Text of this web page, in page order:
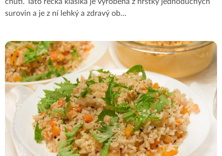
surovin a je z ní lehký a zdravý ob...